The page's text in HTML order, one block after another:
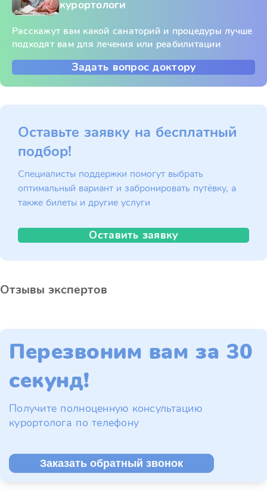
курортологи
Расскажут вам какой санаторий и процедуры лучше
подходят вам для лечения или реабилитации
Задать вопрос доктору
Оставьте заявку на бесплатный
подбор!
Специалисты поддержки помогут выбрать
оптимальный вариант и забронировать путёвку, а
также билеты и другие услуги
Оставить заявку
Отзывы экспертов
Перезвоним вам за 30
секунд!
Получите полноценную консультацию
курортолога по телефону
Заказать обратный звонок